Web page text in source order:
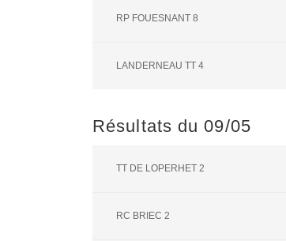
RP FOUESNANT 8
LANDERNEAU TT 4
Résultats du 09/05
TT DE LOPERHET 2
RC BRIEC 2